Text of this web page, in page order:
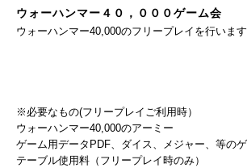
ウォーハンマー４０，０００ゲーム会
ウォーハンマー40,000のフリープレイを行います
※必要なもの(フリープレイご利用時）
ウォーハンマー40,000のアーミー
ゲーム用データPDF、ダイス、メジャー、等のゲ
テーブル使用料（ フリープレイ時のみ）